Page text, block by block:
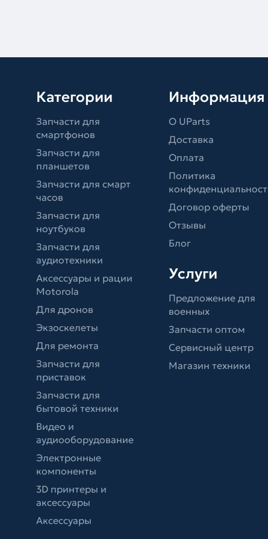
Категории
Запчасти для
смартфонов
Запчасти для
планшетов
Запчасти для смарт
часов
Запчасти для
ноутбуков
Запчасти для
аудиотехники
Аксессуары и рации
Motorola
Для дронов
Экзоскелеты
Для ремонта
Запчасти для
приставок
Запчасти для
бытовой техники
Видео и
аудиооборудование
Электронные
компоненты
3D принтеры и
аксессуары
Аксессуары
Информация
О UParts
Доставка
Оплата
Политика
Договор оферты
Отзывы
Блог
Услуги
Предложение для
военных
Запчасти оптом
Сервисный центр
Магазин техники